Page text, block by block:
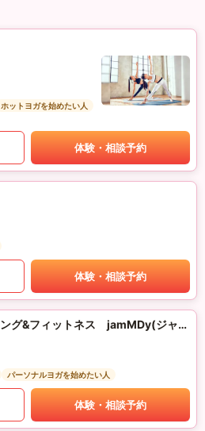
ホットヨガを始めたい人
体験・相談予約
体験・相談予約
パーソナルコンディショニング&フィットネス jamMDy(ジャムディ)
パーソナルヨガを始めたい人
体験・相談予約